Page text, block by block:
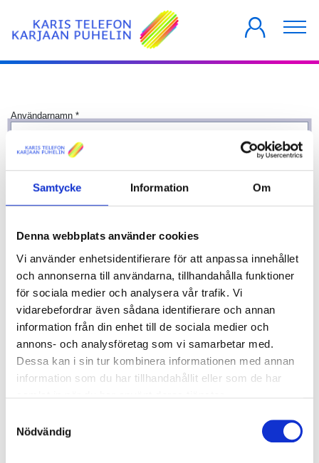
Samtycke Information Om
Denna webbplats använder cookies
Vi använder enhetsidentifierare för att anpassa innehållet
och annonserna till användarna, tillhandahålla funktioner
för sociala medier och analysera vår trafik. Vi
vidarebefordrar även sådana identifierare och annan
information från din enhet till de sociala medier och
annons- och analysföretag som vi samarbetar med.
Dessa kan i sin tur kombinera informationen med annan
information som du har tillhandahållit eller som de har
Nödvändig
FÖRETAG
Användarnamn*
Logga in
Glömt lösenordet?
Glömt användarnamnet?